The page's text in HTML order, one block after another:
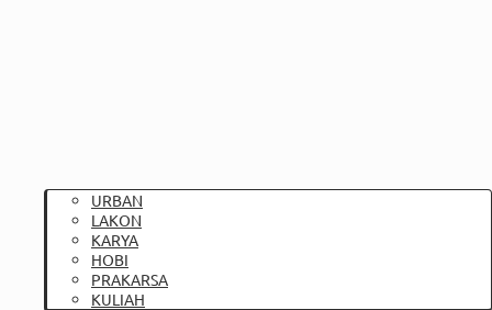
URBAN
LAKON
KARYA
HOBI
PRAKARSA
KULIAH